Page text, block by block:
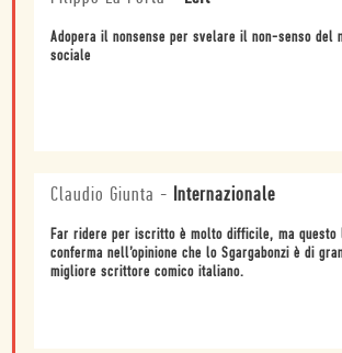
Adopera il nonsense per svelare il non-senso del
sociale
Claudio Giunta - Internazionale
Far ridere per iscritto è molto difficile, ma questo
conferma nell’opinione che lo Sgargabonzi è di
migliore scrittore comico italiano.